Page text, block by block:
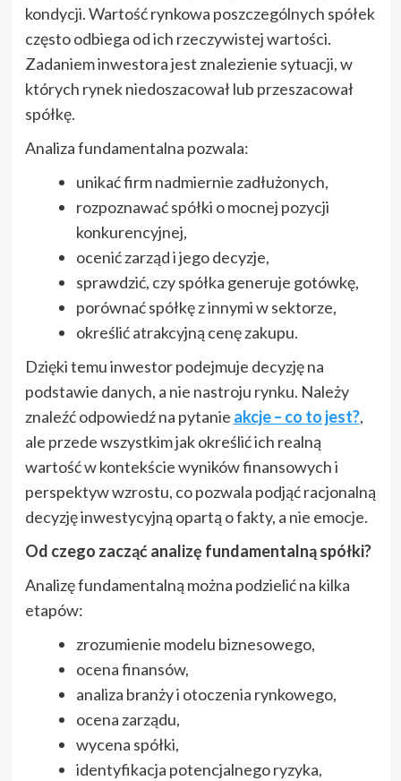
kondycji. Wartość rynkowa poszczególnych spółek
często odbiega od ich rzeczywistej wartości.
Zadaniem inwestora jest znalezienie sytuacji, w
których rynek niedoszacował lub przeszacował
spółkę.
Analiza fundamentalna pozwala:
unikać firm nadmiernie zadłużonych,
rozpoznawać spółki o mocnej pozycji
konkurencyjnej,
ocenić zarząd i jego decyzje,
sprawdzić, czy spółka generuje gotówkę,
porównać spółkę z innymi w sektorze,
określić atrakcyjną cenę zakupu.
Dzięki temu inwestor podejmuje decyzję na
podstawie danych, a nie nastroju rynku. Należy
znaleźć odpowiedź na pytanie akcje – co to jest?,
ale przede wszystkim jak określić ich realną
wartość w kontekście wyników finansowych i
perspektyw wzrostu, co pozwala podjąć racjonalną
decyzję inwestycyjną opartą o fakty, a nie emocje.
Od czego zacząć analizę fundamentalną spółki?
Analizę fundamentalną można podzielić na kilka
etapów:
zrozumienie modelu biznesowego,
ocena finansów,
analiza branży i otoczenia rynkowego,
ocena zarządu,
wycena spółki,
identyfikacja potencjalnego ryzyka,